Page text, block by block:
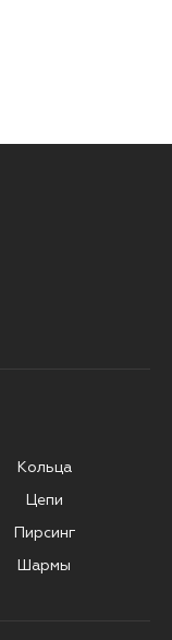
Кольца
Цепи
Пирсинг
Шармы